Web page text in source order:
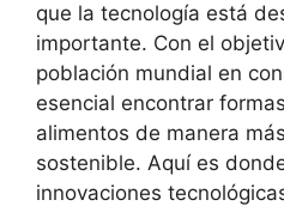
que la tecnología está
importante. Con el
población mundial en
esencial encontrar
alimentos de manera
sostenible. Aquí es
innovaciones